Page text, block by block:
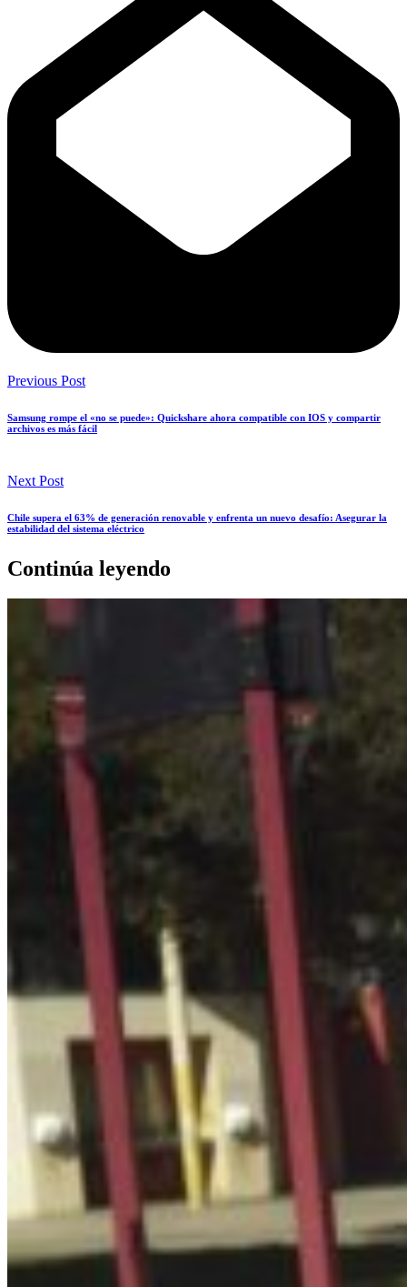
Previous Post
Samsung rompe el «no se puede»: Quickshare ahora compatible con IOS y compartir
archivos es más fácil
Next Post
Chile supera el 63% de generación renovable y enfrenta un nuevo desafío: Asegurar la
estabilidad del sistema eléctrico
Continúa leyendo